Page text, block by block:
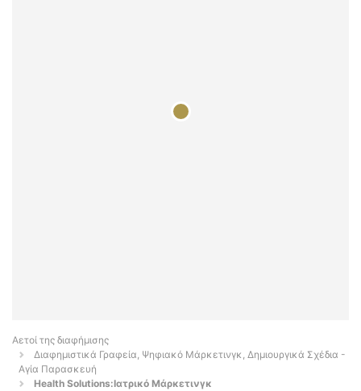
Αετοί της διαφήμισης
Διαφημιστικά Γραφεία, Ψηφιακό Μάρκετινγκ, Δημιουργικά Σχέδια -
Αγία Παρασκευή
Health Solutions:Ιατρικό Μάρκετινγκ